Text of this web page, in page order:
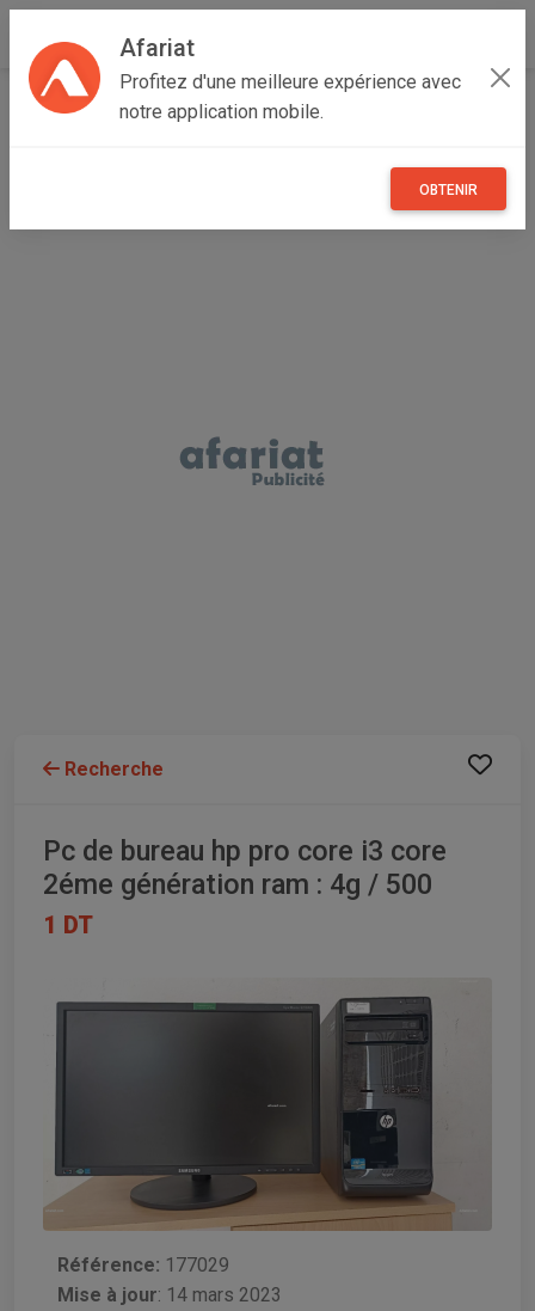
Afariat
Profitez d'une meilleure expérience avec
notre application mobile.
OBTENIR
Accueil Multimedia Grand Tunis
Recherche
Pc de bureau hp pro core i3 core
2éme génération ram : 4g / 500
1 DT
Référence: 177029
Mise à jour: 14 mars 2023